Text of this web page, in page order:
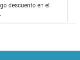
descuento en el